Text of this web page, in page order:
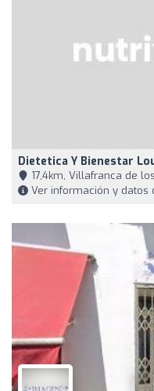
Dietetica Y Bienestar
17,4km, Villafranca de
Ver información y datos